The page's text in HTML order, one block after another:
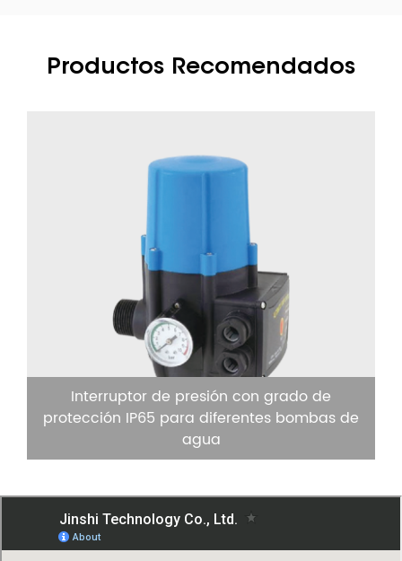
Productos Recomendados
Interruptor de presión con grado de
protección IP65 para diferentes bombas de
agua